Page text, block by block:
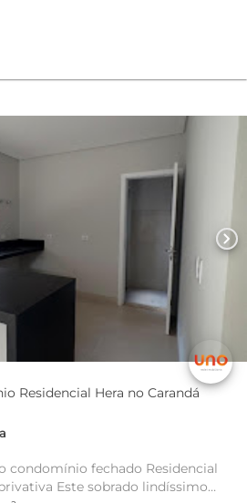
chevron_right
fechado Residencial